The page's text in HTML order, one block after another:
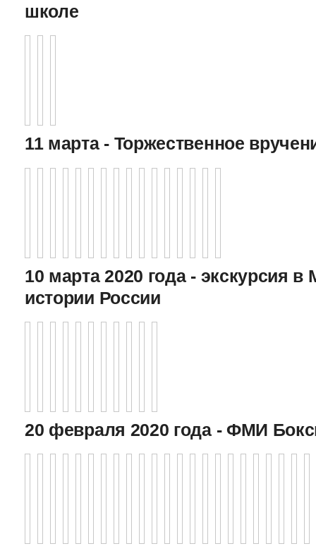
школе
11 марта - Торжественное
10 марта 2020 года - экскурсия в
истории России
20 февраля 2020 года - ФМИ